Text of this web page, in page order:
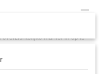
details! Het sieradendoosje
overzichtelijke manier in op te
ook perfect gebruiken om
uw winkel! Het sieradendoosje
12 x 7 x 5,5 cm, Erg leuk